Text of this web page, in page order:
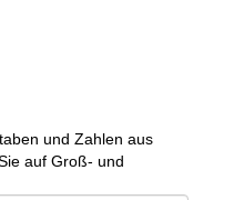
und Zahlen aus
auf Groß- und